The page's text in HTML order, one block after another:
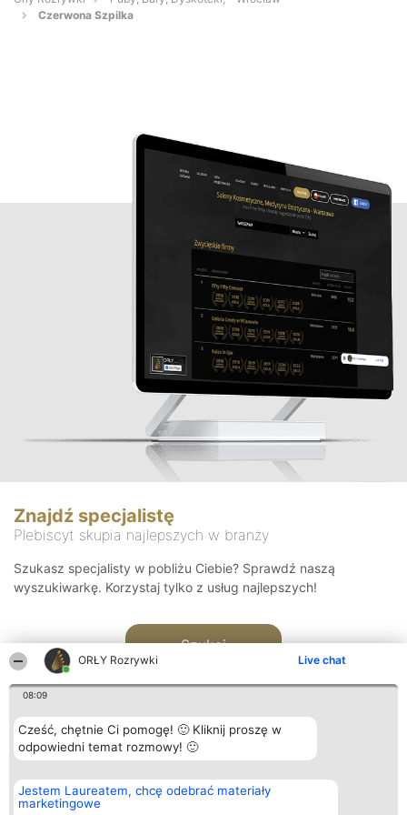
ORŁY Rozrywki Live chat
08:09
Cześć, chętnie Ci pomogę! 🙂 Kliknij proszę w
odpowiedni temat rozmowy! 🙂
Jestem Laureatem, chcę odebrać materiały
marketingowe
Czerwona Szpilka
Znajdź specjalistę
Plebiscyt skupia najlepszych w branży
Szukasz specjalisty w pobliżu Ciebie? Sprawdź naszą
wyszukiwarkę. Korzystaj tylko z usług najlepszych!
Szukaj
Organizator plebiscytu
Bright Side Solutions sp. z o.
o. sp. k.
Plebiscyt
Laureaci
Kontakt
Kontakt